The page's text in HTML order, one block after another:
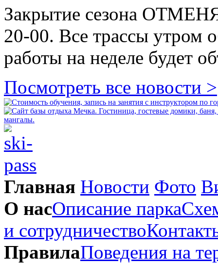
Закрытие сезона
20-00. Все трассы утром
работы на неделе будет
Посмотреть все новости >
Главная Новости Фото
О насОписание парка
и сотрудничество
ПравилаПоведения на